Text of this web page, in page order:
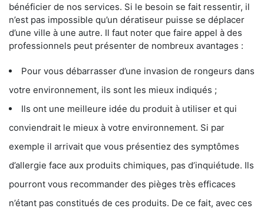
bénéficier de nos services. Si le besoin se fait ressentir, il
n’est pas impossible qu’un dératiseur puisse se déplacer
d’une ville à une autre. Il faut noter que faire appel à des
professionnels peut présenter de nombreux avantages :
Pour vous débarrasser d’une invasion de rongeurs dans
votre environnement, ils sont les mieux indiqués ;
Ils ont une meilleure idée du produit à utiliser et qui
conviendrait le mieux à votre environnement. Si par
exemple il arrivait que vous présentiez des symptômes
d’allergie face aux produits chimiques, pas d’inquiétude. Ils
pourront vous recommander des pièges très efficaces
n’étant pas constitués de ces produits. De ce fait, avec ces